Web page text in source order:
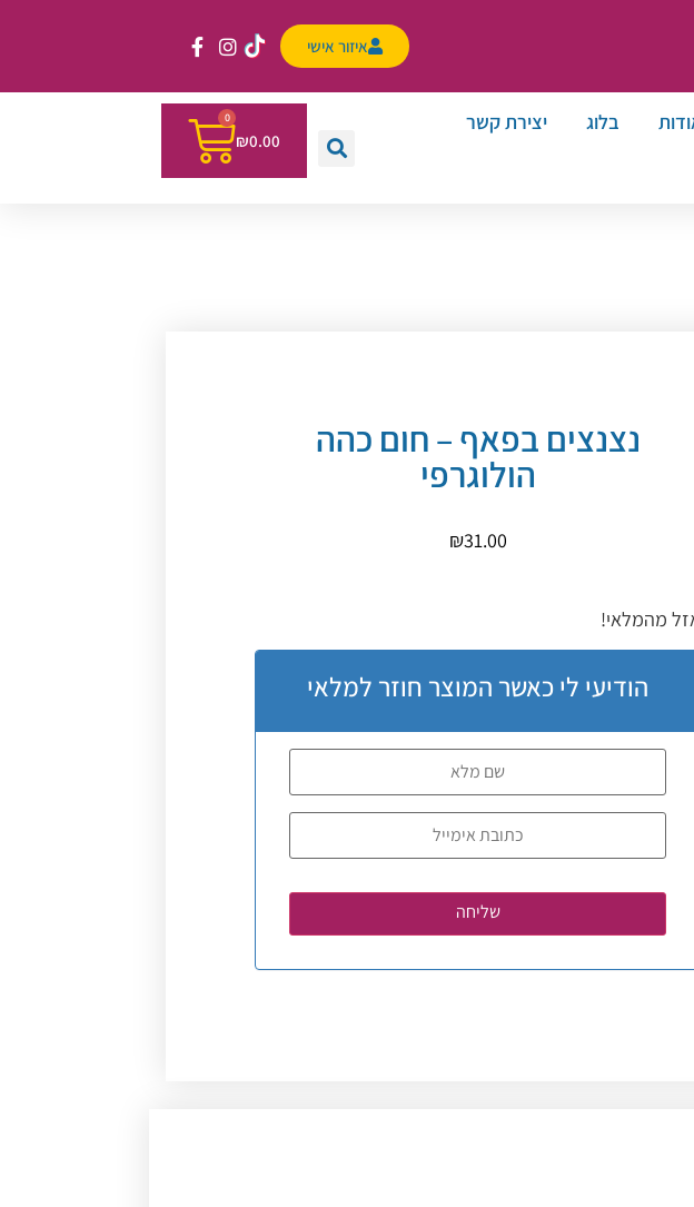
איזור אישי
בלוג
יצירת קשר
₪0.00
0
נצנצים בפאף – חום כהה
הולוגרפי
₪31.00
מהמלאי!
הודיעי לי כאשר המוצר חוזר למלאי